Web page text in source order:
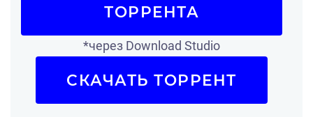
ТОРРЕНТА
*через Download Studio
СКАЧАТЬ ТОРРЕНТ